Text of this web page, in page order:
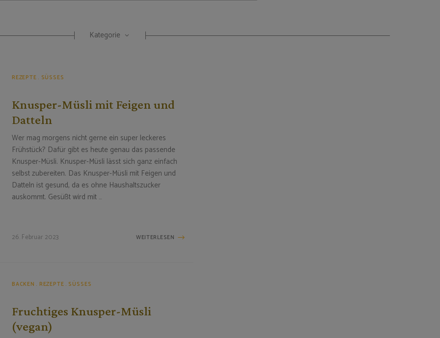
Kategorie
REZEPTE SÜSSES
Knusper-Müsli mit Feigen und
Datteln
Wer mag morgens nicht gerne ein super leckeres
Frühstück? Dafür gibt es heute genau das passende
Knusper-Müsli. Knusper-Müsli lässt sich ganz einfach
selbst zubereiten. Das Knusper-Müsli mit Feigen und
Datteln ist gesund, da es ohne Haushaltszucker
auskommt. Gesüßt wird mit …
26. Februar 2023 WEITERLESEN
BACKEN REZEPTE SÜSSES
Fruchtiges Knusper-Müsli
(vegan)